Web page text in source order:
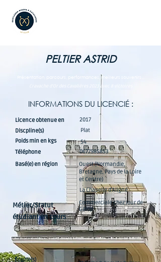
PELTIER ASTRID
Présentation, parcours, performances, meilleurs souvenirs...
Cravache d’Or des Cavalières 2023 avec 8 victoires
INFORMATIONS DU LICENCIÉ :
Licence obtenue en
2017
Discpline(s)
Plat
Poids min en kgs
54
Téléphone
0677985853
Basé(e) en région
Ouest (Normandie,
Bretagne, Pays de la Loire
et Centre)
La Chapelle d’Aligné
Métier/Statut
étudiant en cours
Commerciale chez Jour de
Galop
Écurie(s)